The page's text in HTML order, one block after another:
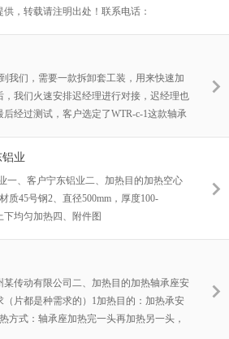
，转载请注明出处！联系电话：
我们，需要一款拆卸套工装，用来快速加
我们火速安排迟经理进行对接，迟经理也
经过测试，客户选定了WTR-c-1这款轴承
客户推荐了最适合客户的产品，一心为客户
随时联系WTR，为您解决各类加热难
业
一、客户宁东铝业二、加热目的加热空心
质45号钢2、直径500mm，厚度100-
下均匀加热四、附件图
传动有限公司二、加热目的加热轴承座安
片都是种需求的）1加热目的：加热承安
方式：轴承座加热完一头再加热另一头，